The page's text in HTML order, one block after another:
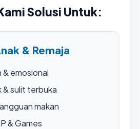
Solusi Untuk:
& Remaja
& emosional
& sulit terbuka
makan
& Games